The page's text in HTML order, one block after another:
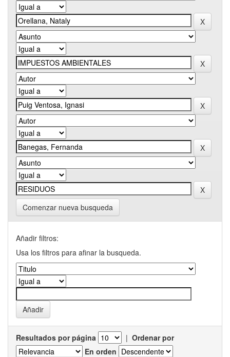
Comenzar nueva busqueda
Añadir filtros:
Usa los filtros para afinar la busqueda.
Resultados por página | Ordenar por
En orden